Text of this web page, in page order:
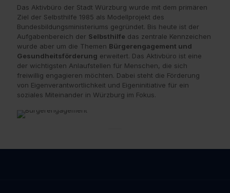
Das Aktivbüro der Stadt Würzburg wurde mit dem primären
Ziel der Selbsthilfe 1985 als Modellprojekt des
Bundesbildungsministeriums gegründet. Bis heute ist der
Aufgabenbereich der Selbsthilfe das zentrale Kennzeichen
wurde aber um die Themen Bürgerengagement und
Gesundheitsförderung erweitert. Das Aktivbüro ist eine
der wichtigsten Anlaufstellen für Menschen, die sich
freiwillig engagieren möchten. Dabei steht die Förderung
von Eigenverantwortlichkeit und Eigeninitiative für ein
soziales Miteinander in Würzburg im Fokus.